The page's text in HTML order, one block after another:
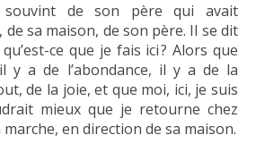
souvint de son père qui avait
de sa maison, de son père. Il se dit
ce que je fais ici ? Alors que
y a de l’abondance, il y a de la
de la joie, et que moi, ici, je suis
mieux que je retourne chez
marche, en direction de sa maison.